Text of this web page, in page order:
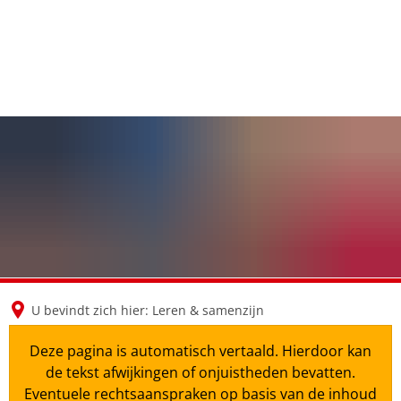
de
U bevindt zich hier: Leren & samenzijn
Deze pagina is automatisch vertaald. Hierdoor kan
de tekst afwijkingen of onjuistheden bevatten.
Eventuele rechtsaanspraken op basis van de inhoud